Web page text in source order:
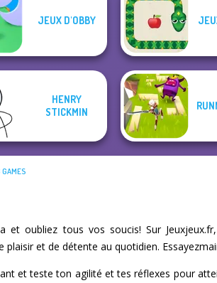
Tom Clancy's
Shootout
JEUX D'OBBY
HENRY
STICKMIN
GAMES
et oubliez tous vos soucis! Sur
et de détente au quotidien.
et teste ton agilité et tes réflexes pour